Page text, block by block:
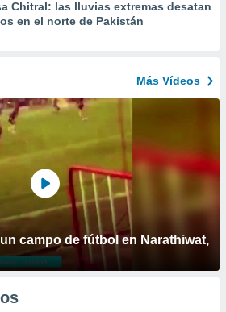
Chitral: las lluvias extremas desatan
en el norte de Pakistán
Más Vídeos
campo de fútbol en Narathiwat,